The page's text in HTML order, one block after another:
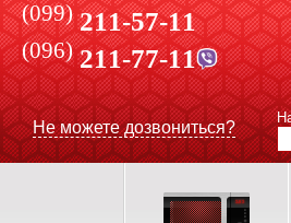
(099) 211-57-11
(096)211-77-11
Не можете дозвониться?